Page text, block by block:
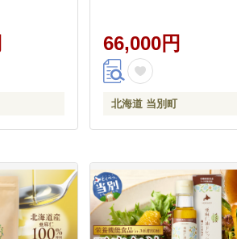
66,000円
北海道 当別町